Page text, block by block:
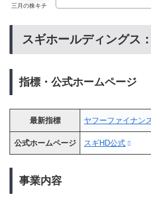
三月の株キチ
スギホールディングス
指標・公式ホームページ
最新指標 ヤフーファイナン
公式ホームページ スギHD公式
事業内容